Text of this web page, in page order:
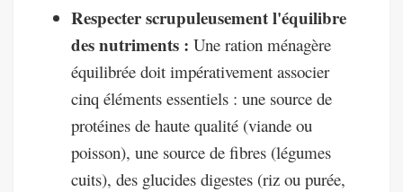
Respecter scrupuleusement l'équilibre
des nutriments : Une ration ménagère
équilibrée doit impérativement associer
cinq éléments essentiels : une source de
protéines de haute qualité (viande ou
poisson), une source de fibres (légumes
cuits), des glucides digestes (riz ou purée,